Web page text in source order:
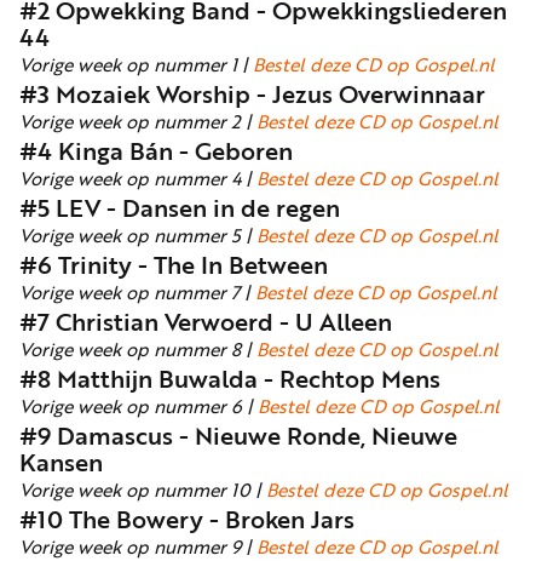
#2 Opwekking Band - Opwekkingsliederen
44
Vorige week op nummer 1 |Bestel deze CD op Gospel.nl
#3 Mozaiek Worship - Jezus Overwinnaar
Vorige week op nummer 2 |Bestel deze CD op Gospel.nl
#4 Kinga Bán - Geboren
Vorige week op nummer 4 |Bestel deze CD op Gospel.nl
#5 LEV - Dansen in de regen
Vorige week op nummer 5 |Bestel deze CD op Gospel.nl
#6 Trinity - The In Between
Vorige week op nummer 7 |Bestel deze CD op Gospel.nl
#7 Christian Verwoerd - U Alleen
Vorige week op nummer 8 |Bestel deze CD op Gospel.nl
#8 Matthijn Buwalda - Rechtop Mens
Vorige week op nummer 6 |Bestel deze CD op Gospel.nl
#9 Damascus - Nieuwe Ronde, Nieuwe
Kansen
Vorige week op nummer 10 |Bestel deze CD op Gospel.nl
#10 The Bowery - Broken Jars
Vorige week op nummer 9 |Bestel deze CD op Gospel.nl
Algemene
voorwaarden